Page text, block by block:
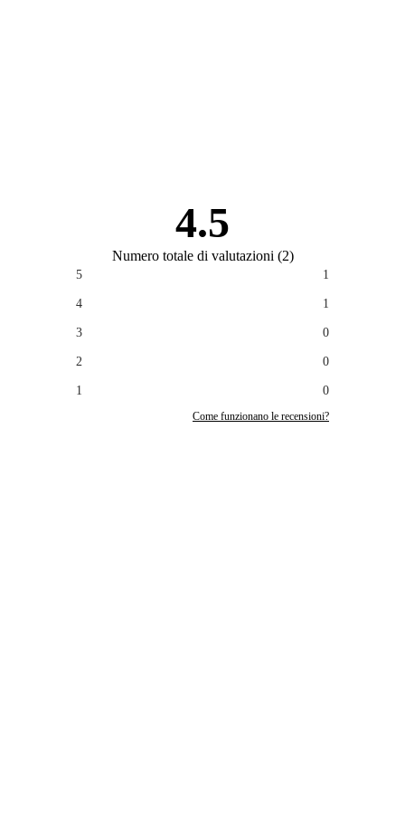
4.5
Numero totale di valutazioni (2)
5 1
4 1
3 0
2 0
1 0
Come funzionano le recensioni?